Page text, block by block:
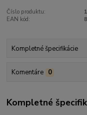
Číslo produktu:
EAN kód:
Kompletné špecifikácie
Komentáre 0
Kompletné